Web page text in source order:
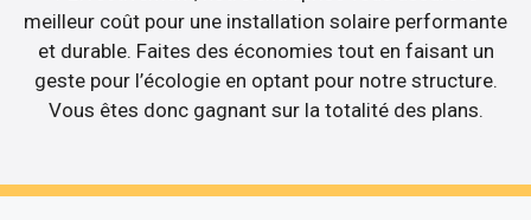
meilleur coût pour une installation solaire performante
et durable. Faites des économies tout en faisant un
geste pour l’écologie en optant pour notre structure.
Vous êtes donc gagnant sur la totalité des plans.